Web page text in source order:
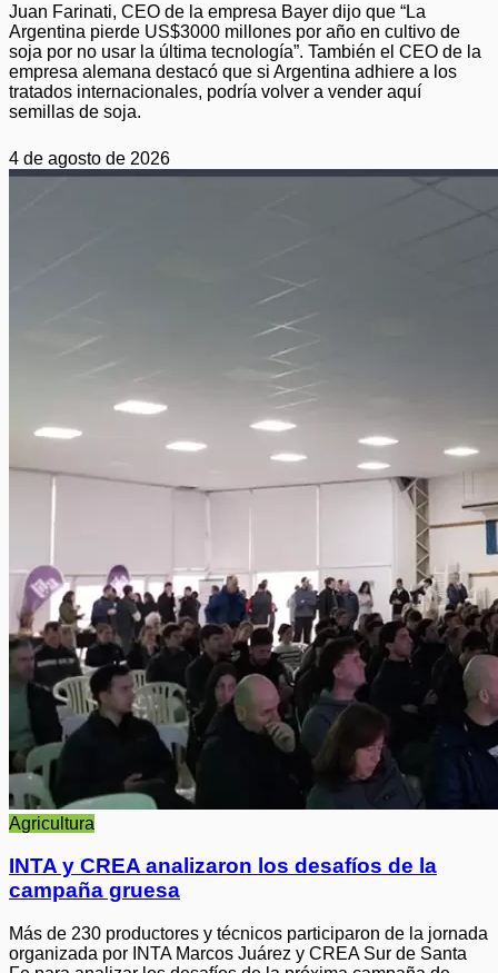
Juan Farinati, CEO de la empresa Bayer dijo que “La
Argentina pierde US$3000 millones por año en cultivo de
soja por no usar la última tecnología”. También el CEO de la
empresa alemana destacó que si Argentina adhiere a los
tratados internacionales, podría volver a vender aquí
semillas de soja.
4 de agosto de 2026
Agricultura
INTA y CREA analizaron los desafíos de la
campaña gruesa
Más de 230 productores y técnicos participaron de la jornada
organizada por INTA Marcos Juárez y CREA Sur de Santa